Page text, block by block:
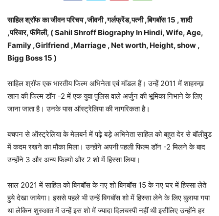
साहिल श्रॉफ का जीवन परिचय ,जीवनी ,गर्लफ्रेंड,पत्नी ,बिगबॉस 15 , शादी
,परिवार, फॅमिली, ( Sahil Shroff Biography In Hindi, Wife, Age,
Family ,Girlfriend ,Marriage , Net worth, Height, show ,
Bigg Boss 15 )
साहिल श्रॉफ एक भारतीय फिल्म अभिनेता एवं मॉडल हैं। उन्हें 2011 में शाहरुख़
खान की फिल्म डॉन -2 में एक युवा पुलिस वाले अर्जुन की भूमिका निभाने के लिए
जाना जाता है। उनके पास ऑस्ट्रेलिया की नागरिकता है।
बचपन से ऑस्ट्रेलिया के मेलबर्न में पढ़े बड़े अभिनेता साहिल को बहुत देर से बॉलीवुड
में कदम रखने का मौका मिला। उन्होंने अपनी पहली फिल्म डॉन -2 मिलने के बाद
उन्होंने 3 और अन्य फिल्मो और 2 शो में हिस्सा लिया।
साल 2021 में साहिल को बिगबॉस के नए शो बिगबॉस 15 के नए घर में हिस्सा लेते
हुये देखा जायेगा। इससे पहले भी उन्हें बिगबॉस शो में हिस्सा लेने के लिए बुलाया गया
था लेकिन शुरुआत में उन्हें इस शो में ज्यादा दिलचस्पी नहीं थी इसीलिए उन्होंने हर